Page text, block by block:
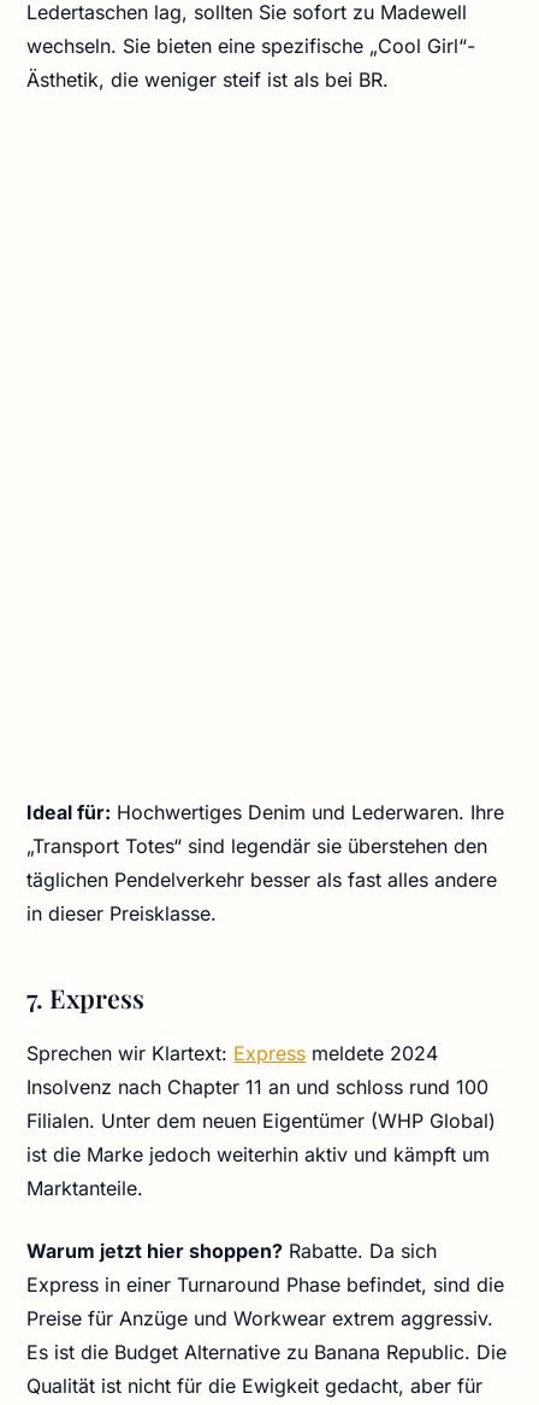
Ledertaschen lag, sollten Sie sofort zu Madewell
wechseln. Sie bieten eine spezifische „Cool Girl“-
Ästhetik, die weniger steif ist als bei BR.
Ideal für: Hochwertiges Denim und Lederwaren. Ihre
„Transport Totes“ sind legendär sie überstehen den
täglichen Pendelverkehr besser als fast alles andere
in dieser Preisklasse.
7. Express
Sprechen wir Klartext: Express meldete 2024
Insolvenz nach Chapter 11 an und schloss rund 100
Filialen. Unter dem neuen Eigentümer (WHP Global)
ist die Marke jedoch weiterhin aktiv und kämpft um
Marktanteile.
Warum jetzt hier shoppen? Rabatte. Da sich
Express in einer Turnaround Phase befindet, sind die
Preise für Anzüge und Workwear extrem aggressiv.
Es ist die Budget Alternative zu Banana Republic. Die
Qualität ist nicht für die Ewigkeit gedacht, aber für